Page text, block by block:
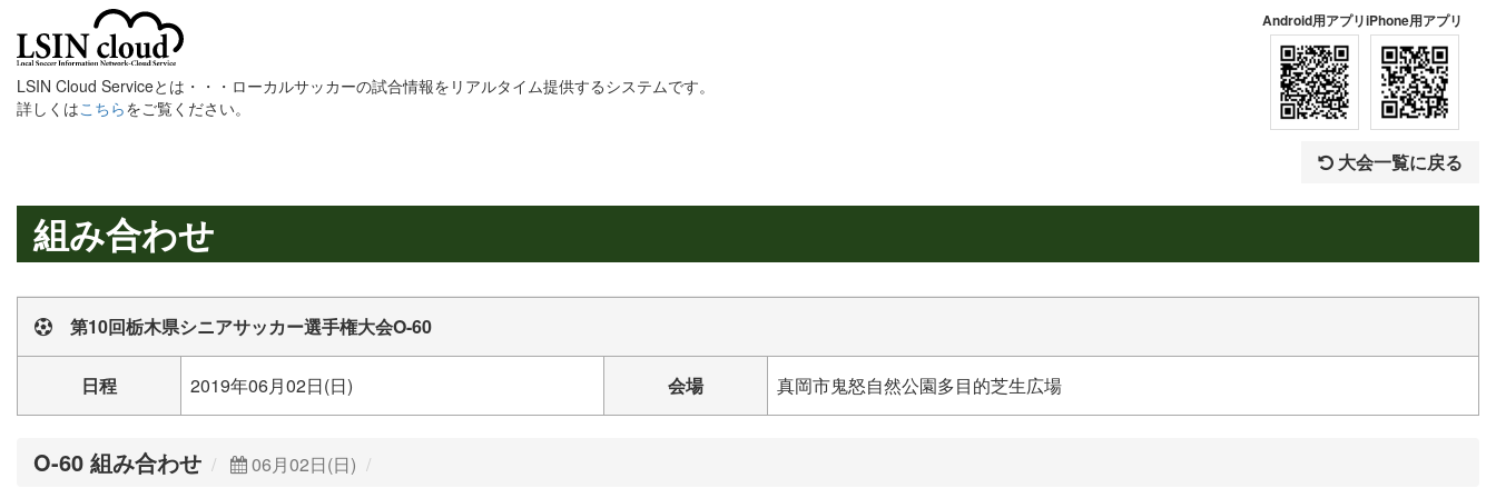
LSIN Cloud Serviceとは・・・ローカルサッカーの試合情報をリアルタイム提供するシステムです。
詳しくはこちらをご覧ください。
Android用アプリiPhone用アプリ
大会一覧に戻る
組み合わせ
第10回栃木県シニアサッカー選手権大会O-60
日程 2019年06月02日(日) 会場 真岡市鬼怒自然公園多目的芝生広場
O-60 組み合わせ 06月02日(日)